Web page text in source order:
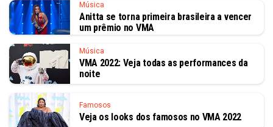
Música
Anitta se torna primeira brasileira a vencer
um prêmio no VMA
Música
VMA 2022: Veja todas as performances da
noite
Famosos
Veja os looks dos famosos no VMA 2022